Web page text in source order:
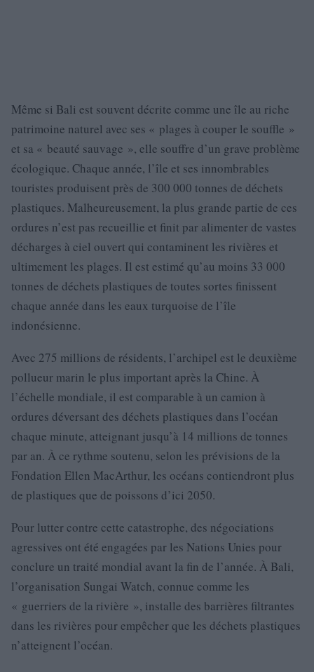
Même si Bali est souvent décrite comme une île au riche
patrimoine naturel avec ses « plages à couper le souffle »
et sa « beauté sauvage », elle souffre d’un grave problème
écologique. Chaque année, l’île et ses innombrables
touristes produisent près de 300 000 tonnes de déchets
plastiques. Malheureusement, la plus grande partie de ces
ordures n’est pas recueillie et finit par alimenter de vastes
décharges à ciel ouvert qui contaminent les rivières et
ultimement les plages. Il est estimé qu’au moins 33 000
tonnes de déchets plastiques de toutes sortes finissent
chaque année dans les eaux turquoise de l’île
indonésienne.
Avec 275 millions de résidents, l’archipel est le deuxième
pollueur marin le plus important après la Chine. À
l’échelle mondiale, il est comparable à un camion à
ordures déversant des déchets plastiques dans l’océan
chaque minute, atteignant jusqu’à 14 millions de tonnes
par an. À ce rythme soutenu, selon les prévisions de la
Fondation Ellen MacArthur, les océans contiendront plus
de plastiques que de poissons d’ici 2050.
Pour lutter contre cette catastrophe, des négociations
agressives ont été engagées par les Nations Unies pour
conclure un traité mondial avant la fin de l’année. À Bali,
l’organisation Sungai Watch, connue comme les
« guerriers de la rivière », installe des barrières filtrantes
dans les rivières pour empêcher que les déchets plastiques
n’atteignent l’océan.